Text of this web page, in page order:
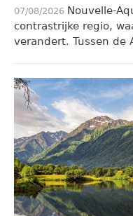
07/08/2026 Nouvelle-
contrastrijke regio,
verandert. Tussen de